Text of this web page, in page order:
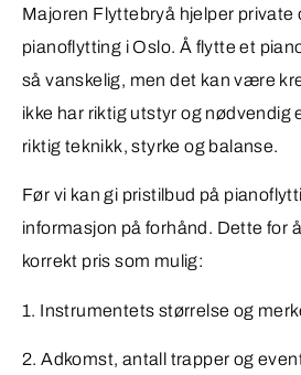
Majoren Flyttebryå hjelper private
pianoflytting i Oslo. Å flytte et
så vanskelig, men det kan være
ikke har riktig utstyr og nødvendig
riktig teknikk, styrke og balanse.
Før vi kan gi pristilbud på
informasjon på forhånd. Dette for
korrekt pris som mulig:
1. Instrumentets størrelse og
2. Adkomst, antall trapper og